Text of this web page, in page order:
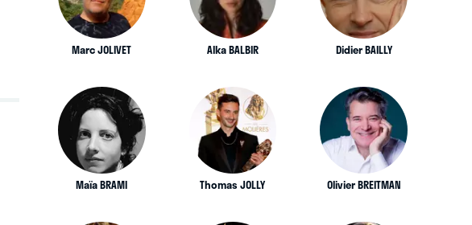
Marc JOLIVET Alka BALBIR Didier BAILLY
Maïa BRAMI Thomas JOLLY Olivier BREITMAN